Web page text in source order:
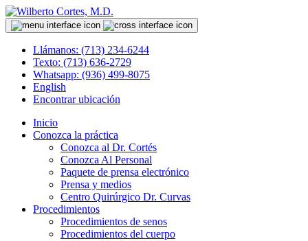
Llámanos: (713) 234-6244
Texto: (713) 636-2729
Whatsapp: (936) 499-8075
English
Encontrar ubicación
Inicio
Conozca la práctica
Conozca al Dr. Cortés
Conozca Al Personal
Paquete de prensa electrónico
Prensa y medios
Centro Quirúrgico Dr. Curvas
Procedimientos
Procedimientos de senos
Procedimientos del cuerpo